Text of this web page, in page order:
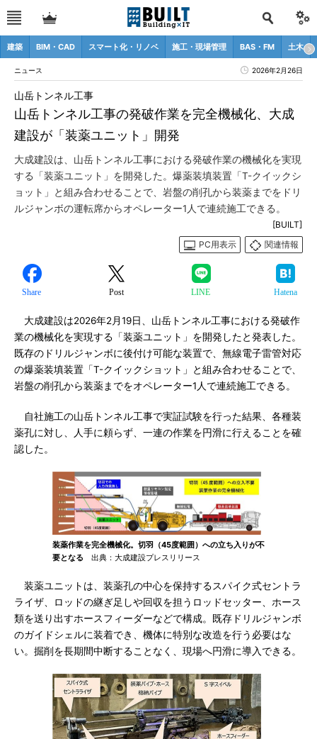
建築 BIM・CAD スマート化・リノベ 施工・現場管理 BAS・FM 土木
ニュース 2026年2月26日
山岳トンネル工事の発破作業を完全機械化、大成
建設が「装薬ユニット」開発
山岳トンネル工事
大成建設は、山岳トンネル工事における発破作業の機械化を実現
する「装薬ユニット」を開発した。爆薬装填装置「T-クイックシ
ョット」と組み合わせることで、岩盤の削孔から装薬までをドリ
ルジャンボの運転席からオペレーター1人で連続施工できる。
[BUILT]
PC用表示
関連情報
Share Post LINE Hatena
大成建設は2026年2月19日、山岳トンネル工事における発破作
業の機械化を実現する「装薬ユニット」を開発したと発表した。
既存のドリルジャンボに後付け可能な装置で、無線電子雷管対応
の爆薬装填装置「T-クイックショット」と組み合わせることで、
岩盤の削孔から装薬までをオペレーター1人で連続施工できる。
自社施工の山岳トンネル工事で実証試験を行った結果、各種装
薬孔に対し、人手に頼らず、一連の作業を円滑に行えることを確
認した。
装薬作業を完全機械化。切羽（45度範囲）への立ち入りが不
要となる 出典：大成建設プレスリリース
装薬ユニットは、装薬孔の中心を保持するスパイク式セントラ
ライザ、ロッドの継ぎ足しや回収を担うロッドセッター、ホース
類を送り出すホースフィーダーなどで構成。既存ドリルジャンボ
のガイドシェルに装着でき、機体に特別な改造を行う必要はな
い。掘削を長期間中断することなく、現場へ円滑に導入できる。